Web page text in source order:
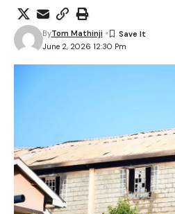
June 2, 2026 12:30 Pm
ByTom Mathinji